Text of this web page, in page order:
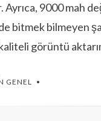
Ayrıca, 9000 mah
bitmek bilmeyen
görüntü
GENEL